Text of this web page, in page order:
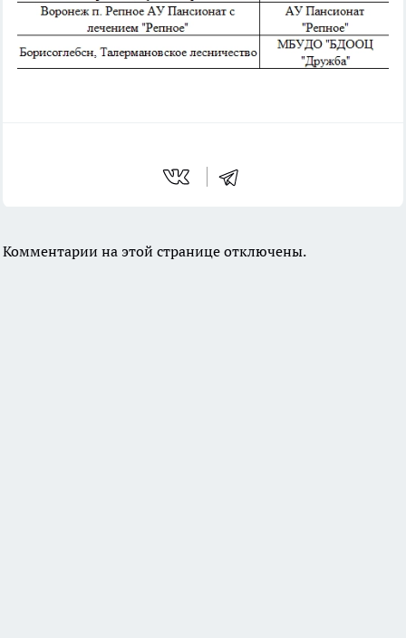
Комментарии на этой странице отключены.